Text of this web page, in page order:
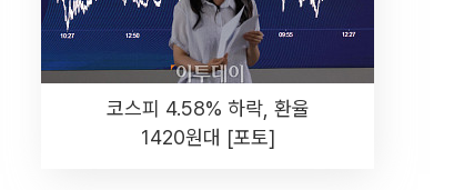
코스피 4.58% 하락, 환율
1420원대 [포토]